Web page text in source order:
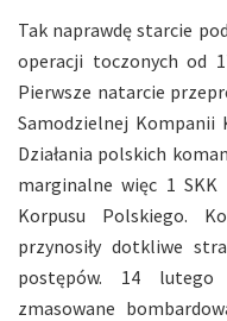
Tak naprawdę starcie
operacji toczonych od
Pierwsze natarcie
Samodzielnej Kompanii
Działania polskich
marginalne więc 1 SKK
Korpusu Polskiego.
przynosiły dotkliwe
postępów. 14 lutego
zmasowane